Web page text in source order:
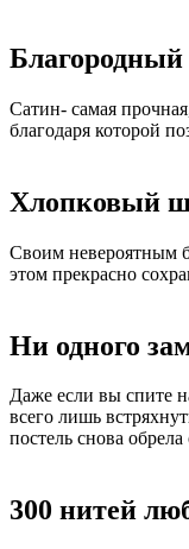
Благородный
Сатин- самая
благодаря которой
Хлопковый
Своим невероятным
этом прекрасно
Ни одного
Даже если вы спите
всего лишь
постель снова
300 нитей